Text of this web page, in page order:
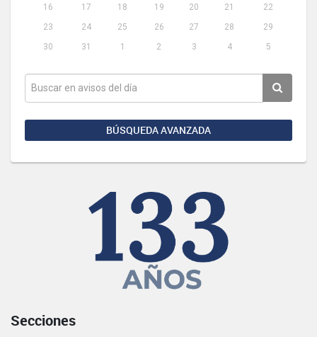
16
17 18 19 20 21
22
23
24 25 26 27 28
29
30
31 1 2 3 4 5
BÚSQUEDA AVANZADA
Secciones